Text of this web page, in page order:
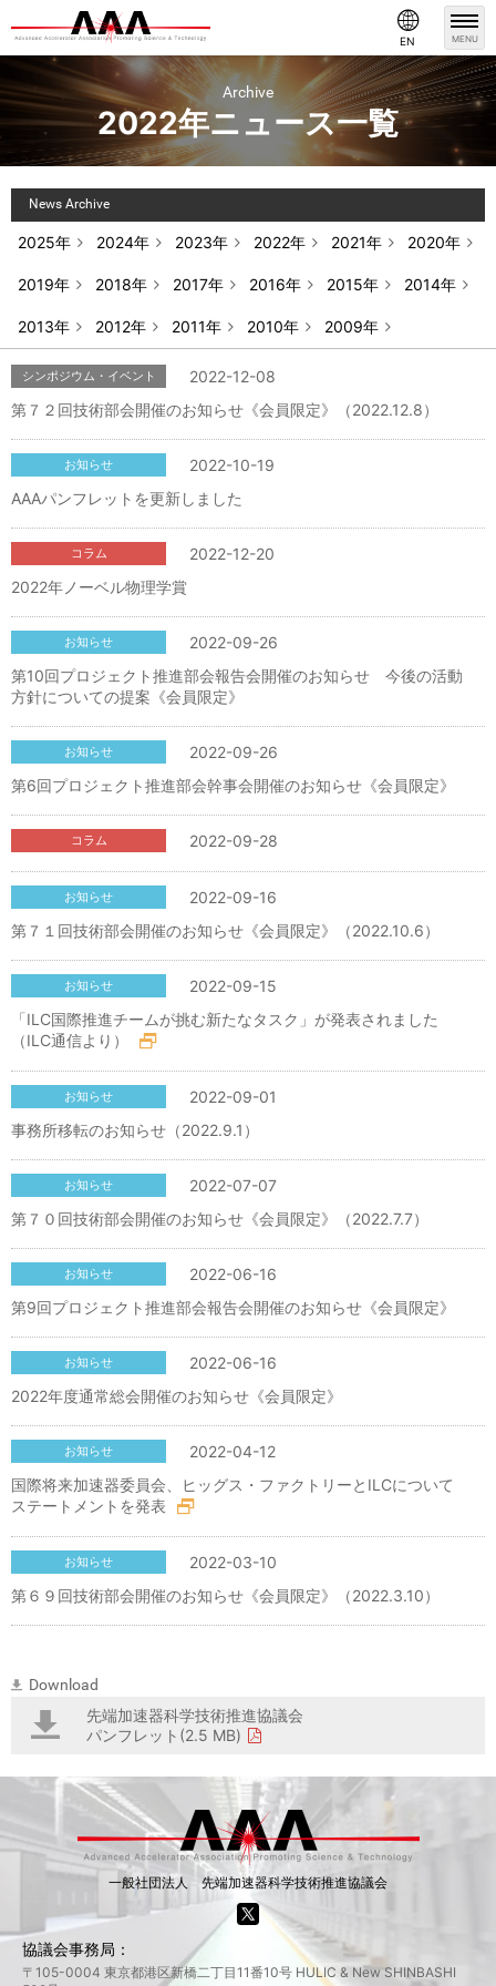
MENU
EN
Archive
2022年ニュース一覧
News Archive
2025年 2024年 2023年 2022年 2021年 2020年
2019年 2018年 2017年 2016年 2015年 2014年
2013年 2012年 2011年 2010年 2009年
2022-12-08
シンポジウム・イベント
第７２回技術部会開催のお知らせ《会員限定》（2022.12.8）
2022-10-19
お知らせ
AAAパンフレットを更新しました
2022-12-20
コラム
2022年ノーベル物理学賞
2022-09-26
お知らせ
第10回プロジェクト推進部会報告会開催のお知らせ 今後の活動
方針についての提案《会員限定》
2022-09-26
お知らせ
第6回プロジェクト推進部会幹事会開催のお知らせ《会員限定》
2022-09-28
コラム
2022-09-16
お知らせ
第７１回技術部会開催のお知らせ《会員限定》（2022.10.6）
2022-09-15
お知らせ
「ILC国際推進チームが挑む新たなタスク」が発表されました
（ILC通信より）
2022-09-01
お知らせ
事務所移転のお知らせ（2022.9.1）
2022-07-07
お知らせ
第７０回技術部会開催のお知らせ《会員限定》（2022.7.7）
2022-06-16
お知らせ
第9回プロジェクト推進部会報告会開催のお知らせ《会員限定》
2022-06-16
お知らせ
2022年度通常総会開催のお知らせ《会員限定》
2022-04-12
お知らせ
国際将来加速器委員会、ヒッグス・ファクトリーとILCについて
ステートメントを発表
2022-03-10
お知らせ
第６９回技術部会開催のお知らせ《会員限定》（2022.3.10）
Download
先端加速器科学技術推進協議会
パンフレット(2.5 MB)
一般社団法人 先端加速器科学技術推進協議会
協議会事務局：
〒105-0004 東京都港区新橋二丁目11番10号 HULIC & New SHINBASHI